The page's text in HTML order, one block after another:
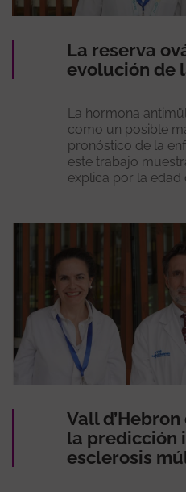
La reserva
evolución de
La hormona
como un posible
pronóstico de la
este trabajo
explica por la edad
Vall
la predicción
esclerosis